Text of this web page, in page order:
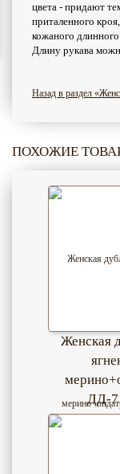
цвета - придают
приталенного
кожаного
Длину рукава
Назад в раздел
ПОХОЖИЕ
Женская
ДД-